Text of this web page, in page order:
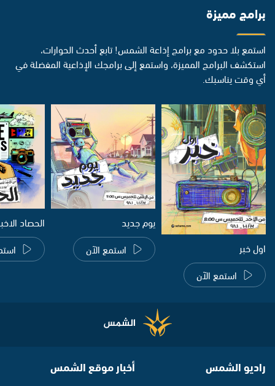
برامج مميزة
استمع بلا حدود مع برامج إذاعة الشمس! تابع أحدث الحوارات،
استكشف البرامج المميزة، واستمع إلى برامجك الإذاعية المفضلة في
أي وقت يناسبك.
اول خبر
استمع الآن
يوم جديد
استمع الآن
الحصاد
راديو الشمس أخبار موقع الشمس